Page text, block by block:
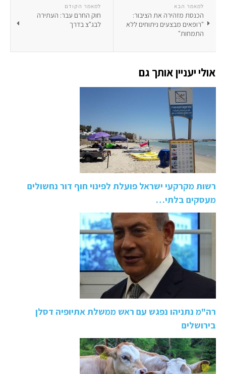
למאמר הקודם
חוק החרם עבר: העתירה
לבג"צ בדרך
למאמר הבא
הכנסת מזהירה את הציבור:
"רופאים מבצעים ניתוחים ללא
התמחות"
אולי יעניין אותך גם
רשות מקרקעי ישראל פועלת לפינוי חוף דור נחשולים
מעסקים בלתי…
רה"מ נתניהו נפגש עם ראש ממשלת אתיופיה דסלן
בירושלים